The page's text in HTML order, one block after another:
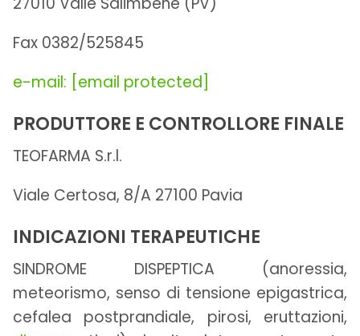
Fax 0382/525845
e-mail: [email protected]
PRODUTTORE E CONTROLLORE FINALE
TEOFARMA S.r.l.
Viale Certosa, 8/A 27100 Pavia
INDICAZIONI TERAPEUTICHE
SINDROME DISPEPTICA (anoressia,
meteorismo, senso di tensione epigastrica,
cefalea postprandiale, pirosi, eruttazioni,